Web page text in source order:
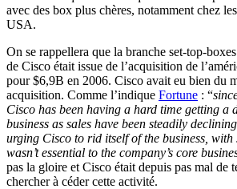
avec des box plus chères, notamment chez
USA.
On se rappellera que la branche set-top-
de Cisco était issue de l’acquisition de
pour $6,9B en 2006. Cisco avait eu bien du
acquisition. Comme l’indique Fortune : “
Cisco has been having a hard time getting a
business as sales have been steadily
urging Cisco to rid itself of the business, with
wasn’t essential to the company’s core
pas la gloire et Cisco était depuis pas mal de
chercher à céder cette activité.